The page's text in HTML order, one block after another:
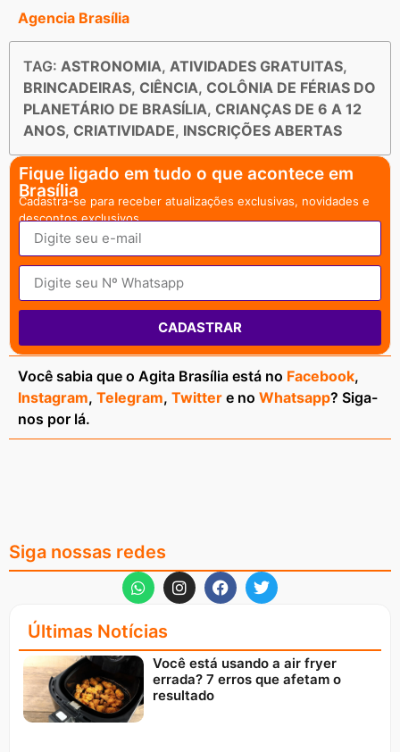
Agencia Brasília
TAG: ASTRONOMIA, ATIVIDADES GRATUITAS,
BRINCADEIRAS, CIÊNCIA, COLÔNIA DE FÉRIAS DO
PLANETÁRIO DE BRASÍLIA, CRIANÇAS DE 6 A 12
ANOS, CRIATIVIDADE, INSCRIÇÕES ABERTAS
Fique ligado em tudo o que acontece em
Brasília
Cadastra-se para receber atualizações exclusivas, novidades e
descontos exclusivos.
CADASTRAR
Você sabia que o Agita Brasília está no Facebook,
Instagram, Telegram, Twitter e no Whatsapp? Siga-
nos por lá.
Siga nossas redes
Últimas Notícias
Você está usando a air fryer
errada? 7 erros que afetam o
resultado